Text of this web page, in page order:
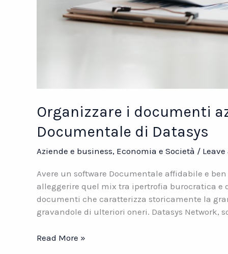
Organizzare i documenti
Documentale di Datasys
Aziende e business, Economia e Società /
Avere un software Documentale affidabile e
alleggerire quel mix tra ipertrofia burocratica e
documenti che caratterizza storicamente la
gravandole di ulteriori oneri. Datasys Network,
Organizzare
Read More »